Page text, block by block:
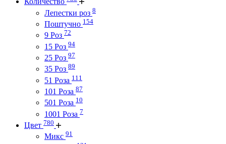
Лепестки роз 8
Поштучно 154
9 Роз 72
15 Роз 94
25 Роз 97
35 Роз 89
51 Роза 111
101 Роза 87
501 Роза 10
1001 Роза 7
Цвет 780
Микс 91